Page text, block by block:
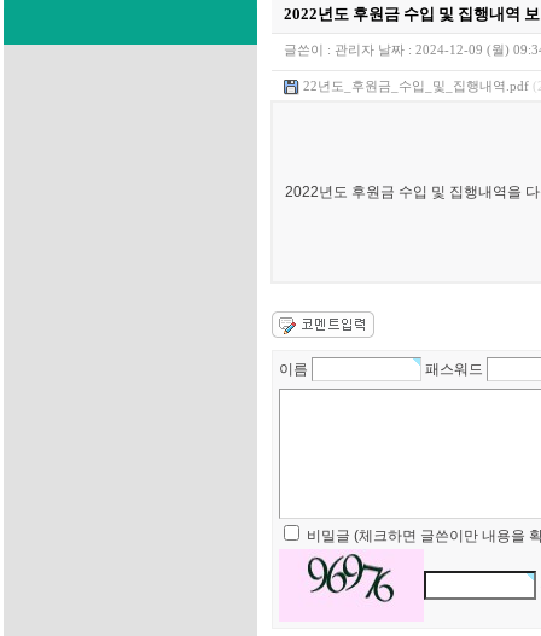
2022년도 후원금 수입 및 집행내역
글쓴이 : 관리자 날짜 : 2024-12-09 (월)
22년도_후원금_수입_및_집행내역.pdf
2022년도 후원금 수입 및 집행내역을
이름 패스워드
비밀글 (체크하면 글쓴이만 내용을